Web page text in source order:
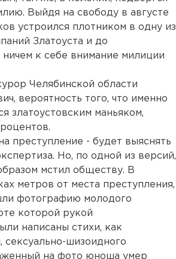
Выйдя на свободу в августе
устроился плотником в одну из
Златоуста и до
к себе внимание милиции
Челябинской области
вероятность того, что именно
златоустовским маньяком,
преступление - будет выяснять
Но, по одной из версий,
мстил обществу. В
метров от места преступления,
фотографию молодого
которой рукой
написаны стихи, как
сексуально-шизоидного
на фото юноша умер